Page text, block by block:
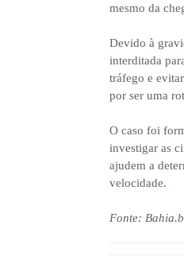
mesmo da
Devido à
interditada
tráfego e
por ser uma
O caso foi
investigar as
ajudem a
velocidade.
Fonte: